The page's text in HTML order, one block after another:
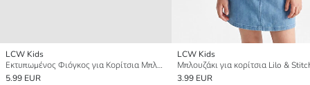
LCW Kids
Εκτυπωμένος Φιόγκος για Κορίτσια Μπλουζάκι
5.99 EUR
LCW Kids
3.99 EUR